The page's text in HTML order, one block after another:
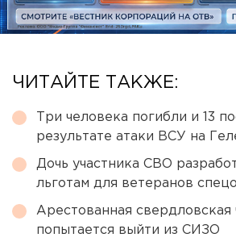
ЧИТАЙТЕ ТАКЖЕ:
Три человека погибли и 13
результате атаки ВСУ на
Дочь участника СВО
льготам для ветеранов
Арестованная свердловская
попытается выйти из СИЗО